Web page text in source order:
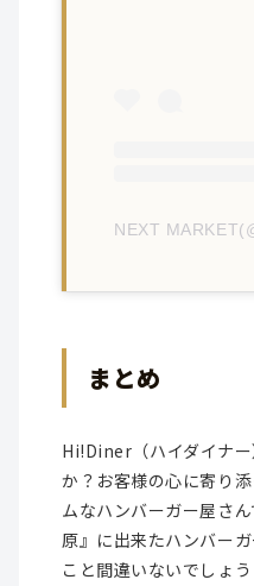
まとめ
Hi!Diner（ハイダイナ
か？お客様の心に寄り
ムなハンバーガー屋さ
原』に出来たハンバー
こと間違いないでしょ